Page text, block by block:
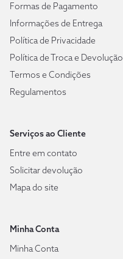
Formas de Pagamento
Informações de Entrega
Política de Privacidade
Política de Troca e Devolução
Termos e Condições
Regulamentos
Serviços ao Cliente
Entre em contato
Solicitar devolução
Mapa do site
Minha Conta
Minha Conta